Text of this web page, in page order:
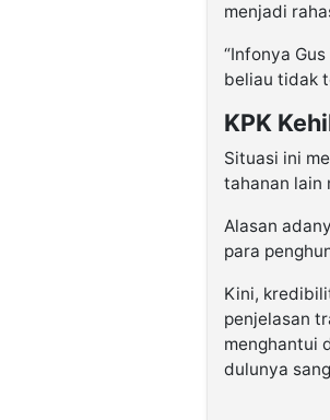
menjadi
“Infonya
beliau tidak
KPK
Situasi ini
tahanan lain
Alasan
para
Kini,
penjelasan
menghantui
dulunya